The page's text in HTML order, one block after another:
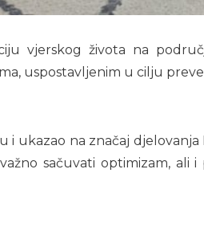
vjerskog života na
uspostavljenim u cilju
i ukazao na značaj
sačuvati optimizam,